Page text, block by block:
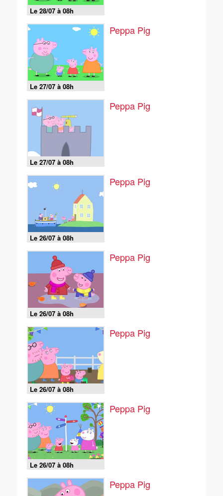
Le 28/07 à 08h
Le 27/07 à 08h
Peppa Pig
Le 27/07 à 08h
Peppa Pig
Le 26/07 à 08h
Peppa Pig
Le 26/07 à 08h
Peppa Pig
Le 26/07 à 08h
Peppa Pig
Le 26/07 à 08h
Peppa Pig
Peppa Pig